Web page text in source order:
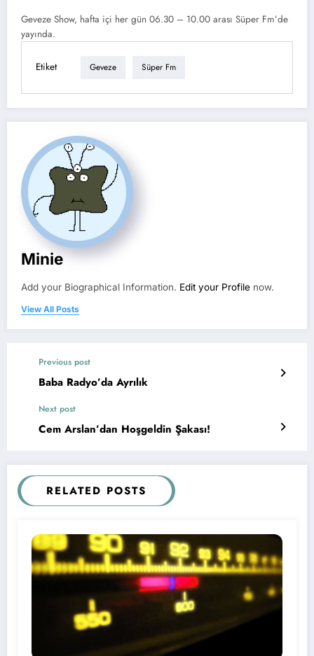
Geveze Show, hafta içi her gün 06.30 – 10.00 arası Süper Fm’de
yayında.
Etiket Geveze Süper Fm
Minie
Add your Biographical Information. Edit your Profile now.
View All Posts
Previous post
Baba Radyo’da Ayrılık
Next post
Cem Arslan’dan Hoşgeldin Şakası!
RELATED POSTS